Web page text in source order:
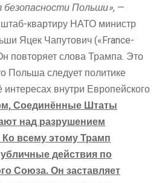
безопасности Польши», —
квартиру НАТО министр
Яцек Чапутович («France-
повторяет слова Трампа. Это
Польша следует политике
внутри Европейского
Соединённые Штаты
над разрушением
всему этому Трамп
действия по
Союза. Он заставляет